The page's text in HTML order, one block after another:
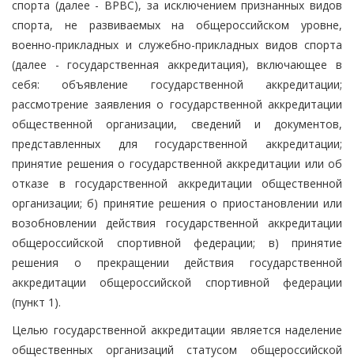
спорта (далее - ВРВС), за исключением признанных видов
спорта, не развиваемых на общероссийском уровне,
военно-прикладных и служебно-прикладных видов спорта
(далее - государственная аккредитация), включающее в
себя: объявление государственной аккредитации;
рассмотрение заявления о государственной аккредитации
общественной организации, сведений и документов,
представленных для государственной аккредитации;
принятие решения о государственной аккредитации или об
отказе в государственной аккредитации общественной
организации; б) принятие решения о приостановлении или
возобновлении действия государственной аккредитации
общероссийской спортивной федерации; в) принятие
решения о прекращении действия государственной
аккредитации общероссийской спортивной федерации
(пункт 1).
Целью государственной аккредитации является наделение
общественных организаций статусом общероссийской